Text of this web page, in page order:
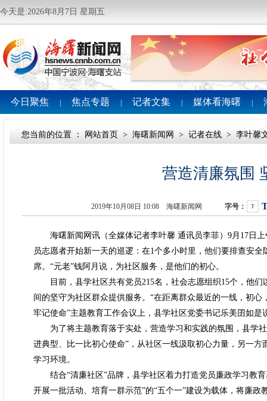
今天是:2026年8月7日 星期五
今日聚焦 焦点专题 记者文集 媒体看海曙
您当前的位置 ： 网站首页 > 海曙新闻网 > 记者在线 > 李叶馨
营造清廉氛围
2019年10月08日 10:08 海曙新闻网 字号： T
海曙新闻网讯（全媒体记者李叶馨 通讯员李菲）9月17日上
员志愿者开始新一天的巡逻：在1个多小时里，他们要排查安
席。“元老”钱阿月说，为社区服务，是他们的初心。
目前，县学社区共有党员215名，社会志愿组织15个，他们
间的坚守为社区群众提供服务。“在距离群众最近的一线，初
牢记使命”主题教育工作会议上，县学社区党委书记乐美囝如是
为了将主题教育落于实处，营造学习和实践的氛围，县学
进典型、比一比初心使命”，从社区一线汲取初心力量，另一
学习环境。
结合“清廉社区”品牌，县学社区着力打造党员廉政学习教育
开展一批活动、培育一群示范”的“五个一”建设为载体，将廉